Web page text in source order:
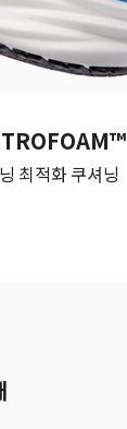
최적화 쿠셔닝